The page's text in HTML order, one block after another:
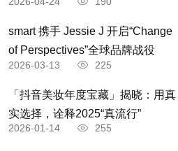
​smart 携手 Jessie J 开启“Change
of Perspectives”全球品牌战役
2026-03-13 225
「抖音美妆年度宝藏」揭晓：用真
实选择，诠释2025“真流行”
2026-01-14 255